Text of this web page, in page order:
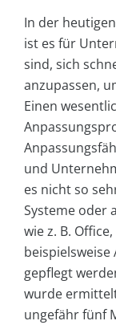
In der
ist es für
sind, sich
anzupassen,
Einen
und
es nicht so
Systeme oder
wie z. B.
beispielsweise
gepflegt
wurde
ungefähr fünf